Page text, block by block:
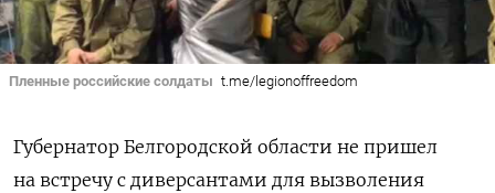
Пленные российские солдаты t.me/legionoffreedom
Губернатор Белгородской области не пришел
на встречу с диверсантами для вызволения